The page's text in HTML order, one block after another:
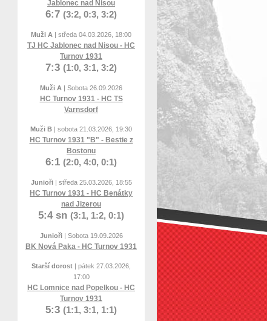
Jablonec nad Nisou
6:7 (3:2, 0:3, 3:2)
Muži A | středa 04.03.2026, 18:00
TJ HC Jablonec nad Nisou - HC
Turnov 1931
7:3 (1:0, 3:1, 3:2)
Muži A | Sobota 26.09.2026
HC Turnov 1931 - HC TS
Varnsdorf
Muži B | sobota 21.03.2026, 19:30
HC Turnov 1931 "B" - Bestie z
Bostonu
6:1 (2:0, 4:0, 0:1)
Junioři| středa 25.03.2026, 18:55
HC Turnov 1931 - HC Benátky
nad Jizerou
5:4 sn (3:1, 1:2, 0:1)
Junioři| Sobota 19.09.2026
BK Nová Paka - HC Turnov 1931
Starší dorost | pátek 27.03.2026,
17:00
HC Lomnice nad Popelkou - HC
Turnov 1931
5:3 (1:1, 3:1, 1:1)